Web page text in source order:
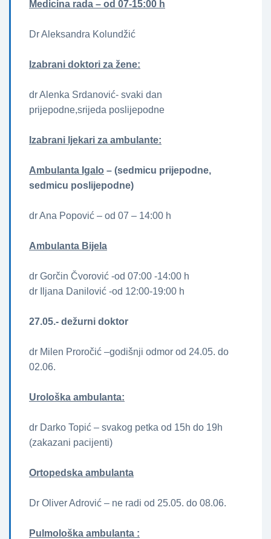
Medicina rada – od 07-15:00 h
Dr Aleksandra Kolundžić
Izabrani doktori za žene­­:
dr Alenka Srdanović- svaki dan
prijepodne,srijeda poslijepodne
Izabrani ljekari za ambulante:
Ambulanta Igalo – (sedmicu prijepodne,
sedmicu poslijepodne)
dr Ana Popović – od 07 – 14:00 h
Ambulanta Bijela
dr Gorčin Čvorović -od 07:00 -14:00 h
dr Iljana Danilović -od 12:00-19:00 h
27.05.- dežurni doktor
dr Milen Proročić –godišnji odmor od 24.05. do
02.06.
Urološka ambulanta:
dr Darko Topić – svakog petka od 15h do 19h
(zakazani pacijenti)
Ortopedska ambulanta
Dr Oliver Adrović – ne radi od 25.05. do 08.06.
Pulmološka ambulanta :